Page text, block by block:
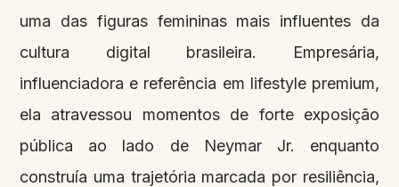
uma das figuras femininas mais influentes da
cultura digital brasileira. Empresária,
influenciadora e referência em lifestyle premium,
ela atravessou momentos de forte exposição
pública ao lado de Neymar Jr. enquanto
construía uma trajetória marcada por resiliência,